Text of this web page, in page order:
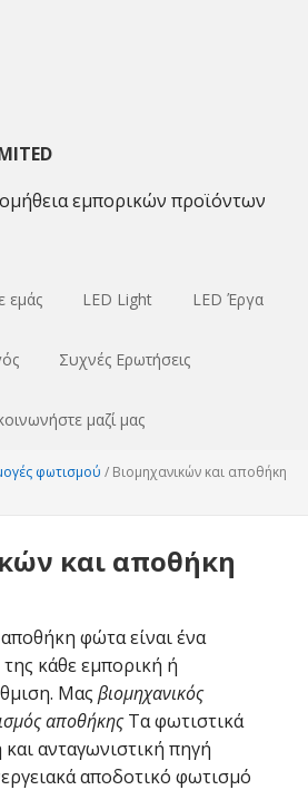
εμπορικών προϊόντων
εμάς LED Light LED Έργα
Συχνές Ερωτήσεις
μαζί μας
φωτισμού / Βιομηχανικών και αποθήκη
και αποθήκη
φώτα είναι ένα
κάθε εμπορική ή
Μας βιομηχανικός
αποθήκηςΤα φωτιστικά
και ανταγωνιστική πηγή
αποδοτικό φωτισμό